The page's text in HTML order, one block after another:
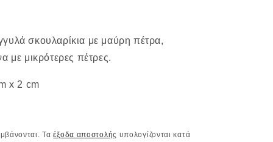
σκουλαρίκια με μαύρη πέτρα,
με μικρότερες πέτρες.
x 2 cm
Ταέξοδα αποστολής υπολογίζονται κατά